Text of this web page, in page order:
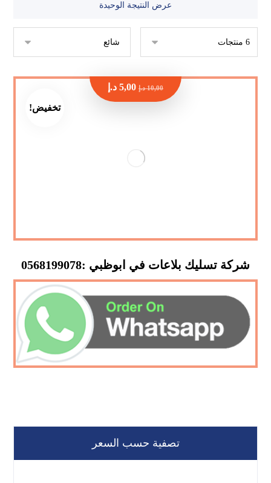
عرض النتيجة الوحيدة
تخفيض!
شركة تسليك بلاعات في ابوظبي :0568199078
10,00 د.إ 5,00 د.إ
تصفية حسب السعر